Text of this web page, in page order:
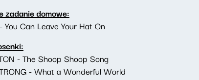
zadanie domowe:
You Can Leave Your Hat On
- The Shoop Shoop Song
- What a Wonderful World